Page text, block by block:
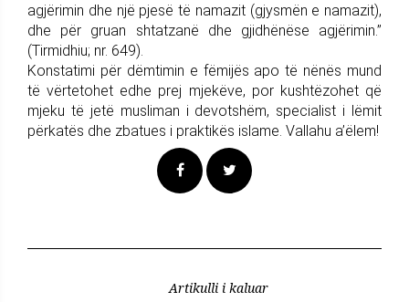
agjërimin dhe një pjesë të namazit (gjysmën e namazit),
dhe për gruan shtatzanë dhe gjidhënëse agjërimin.”
(Tirmidhiu; nr. 649).
Konstatimi për dëmtimin e fëmijës apo të nënës mund
të vërtetohet edhe prej mjekëve, por kushtëzohet që
mjeku të jetë musliman i devotshëm, specialist i lëmit
përkatës dhe zbatues i praktikës islame. Vallahu a’ëlem!
Artikulli i kaluar